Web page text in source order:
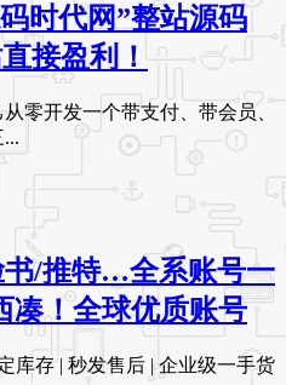
时代网”整站源码
接盈利！
零开发一个带支付、带会员、
/推特…全系账号一
凑！全球优质账号
库存 | 秒发售后 | 企业级一手货